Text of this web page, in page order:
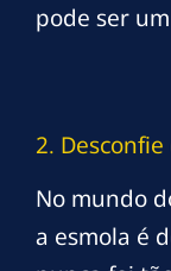
pode ser
2.
No mundo
a esmola é